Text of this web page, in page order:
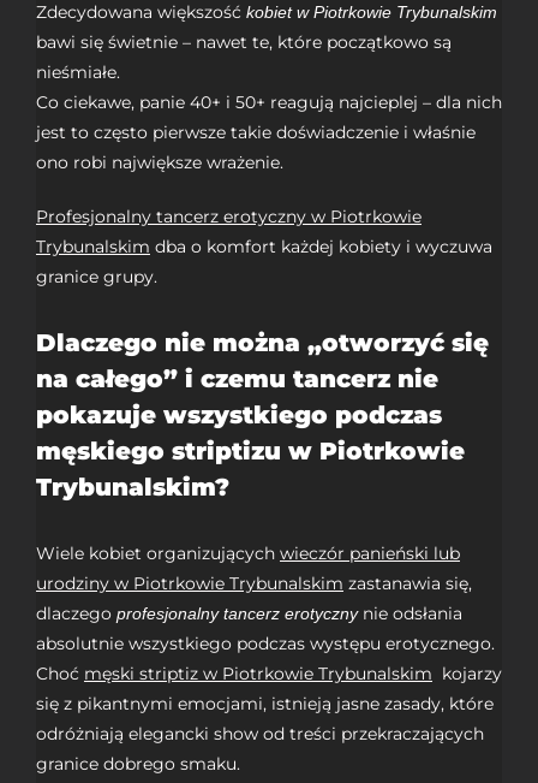
Zdecydowana większość kobiet w Piotrkowie Trybunalskim
bawi się świetnie – nawet te, które początkowo są
nieśmiałe.
Co ciekawe, panie 40+ i 50+ reagują najcieplej – dla nich
jest to często pierwsze takie doświadczenie i właśnie
ono robi największe wrażenie.
Profesjonalny tancerz erotyczny w Piotrkowie
Trybunalskim dba o komfort każdej kobiety i wyczuwa
granice grupy.
Dlaczego nie można „otworzyć się
na całego” i czemu tancerz nie
pokazuje wszystkiego podczas
męskiego striptizu w Piotrkowie
Trybunalskim?
Wiele kobiet organizujących wieczór panieński lub
urodziny w Piotrkowie Trybunalskim zastanawia się,
dlaczego profesjonalny tancerz erotycznynie odsłania
absolutnie wszystkiego podczas występu erotycznego.
Choć męski striptiz w Piotrkowie Trybunalskim kojarzy
się z pikantnymi emocjami, istnieją jasne zasady, które
odróżniają elegancki show od treści przekraczających
granice dobrego smaku.